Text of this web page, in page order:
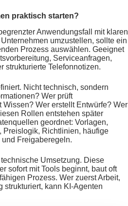
praktisch starten?
Anwendungsfall mit klaren
umzustellen, sollte ein
Prozess auswählen. Geeignet
Serviceanfragen,
strukturierte Telefonnotizen.
Nicht technisch, sondern
Wer prüft
Wer erstellt Entwürfe? Wer
Rollen entstehen später
geordnet: Vorlagen,
Preislogik, Richtlinien, häufige
Freigaberegeln.
Umsetzung. Diese
sofort mit Tools beginnt, baut oft
Prozess. Wer zuerst Arbeit,
strukturiert, kann KI-Agenten